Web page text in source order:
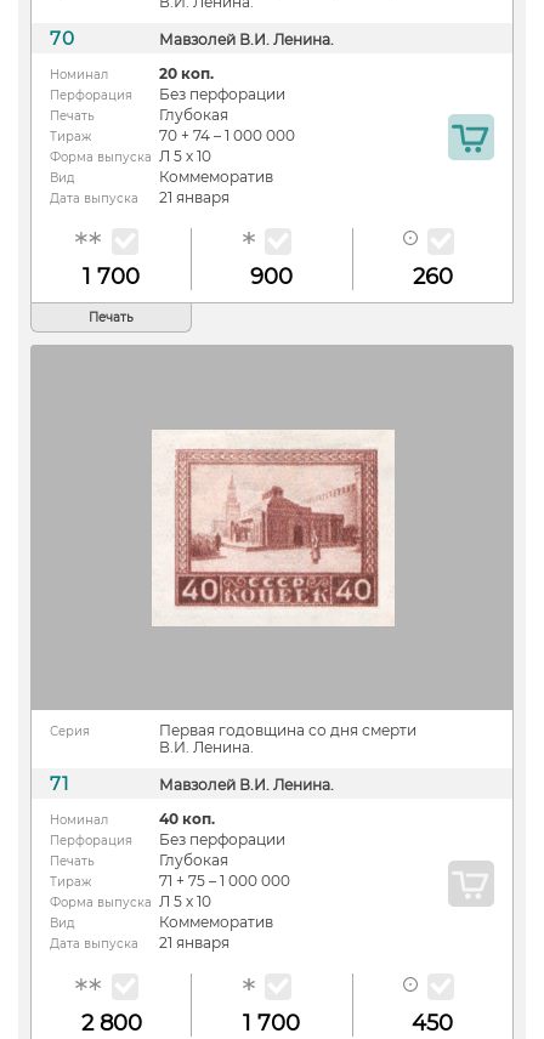
70 Мавзолей В.И. Ленина.
Номинал 20 коп.
Перфорация Без перфорации
Печать Глубокая
Тираж 70 + 74 – 1 000 000
Форма выпуска Л 5 х 10
Вид Коммеморатив
Дата выпуска 21 января
1 700 900 260
Печать
Серия
Первая годовщина со дня смерти
В.И. Ленина.
71 Мавзолей В.И. Ленина.
Номинал 40 коп.
Перфорация Без перфорации
Печать Глубокая
Тираж 71 + 75 – 1 000 000
Форма выпуска Л 5 х 10
Вид Коммеморатив
Дата выпуска 21 января
2 800 1 700 450